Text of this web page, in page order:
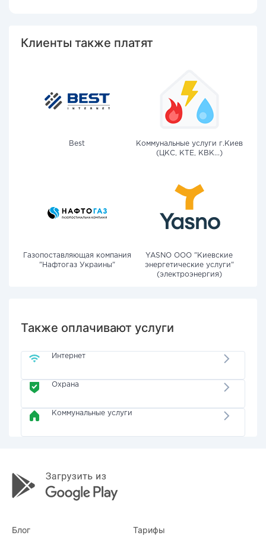
Клиенты также платят
Best
Коммунальные услуги г.Киев
(ЦКС, КТЕ, КВК...)
Газопоставляющая компания
"Нафтогаз Украины"
YASNO OOO "Киевские
энергетические услуги"
(электроэнергия)
Также оплачивают услуги
Интернет
Охрана
Коммунальные услуги
Блог Тарифы